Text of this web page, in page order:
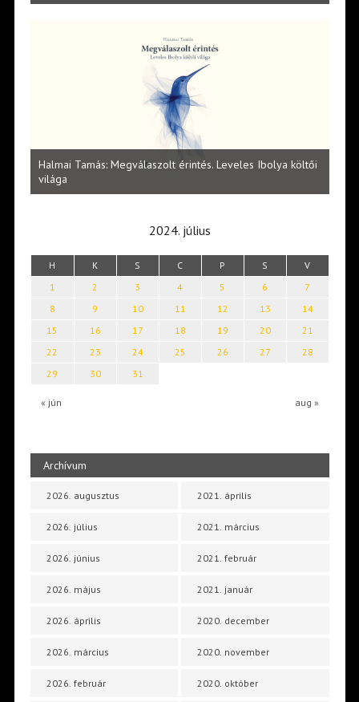
Halmai Tamás: Megválaszolt érintés. Leveles Ibolya költői
világa
2024. július
H K S C P S V
« jún aug »
1 2 3 4 5 6
7
8
9 10 11 12 13
14
15
16 17 18 19 20
21
22
23 24 25 26 27
28
29
30 31
Archívum
2026. augusztus
2026. július
2026. június
2026. május
2026. április
2026. március
2026. február
2021. április
2021. március
2021. február
2021. január
2020. december
2020. november
2020. október